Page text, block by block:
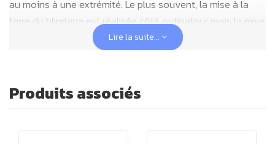
au moins à une extrémité. Le plus souvent, la mise à la
terre du blindage est réalisée côté ordinateur mais la mise
à la terre de votre box reste un préalable nécessaire.
Utilisez donc en complément uncâble USB de mise à la
lorsqu'il fonctionne sur batterie ou si son cordon
d'alimentation secteur qui n'est pas équipé d'une prise
Lire la suite...
Produits associés